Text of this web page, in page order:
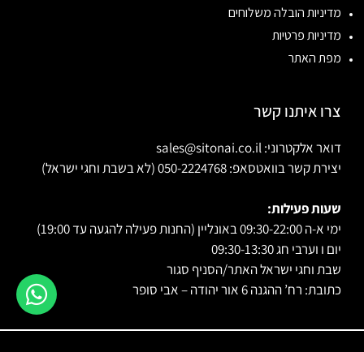
מדיניות הובלה משלוחים
מדיניות פרטיות
מפת האתר
צרו איתנו קשר
דואר אלקטרוני: sales@sitonai.co.il
יצירת קשר בוואטסאפ: 050-2224768 (לא בשבת וחגי ישראל)
שעות פעילות:
ימי א-ה 09:30-22:00 באונליין (החנות פעילה להגעה עד 19:00)
יום ו וערבי חג 09:30-13:30
שבת וחגי ישראל האתר/הסניף סגור
כתובת: רח’ ההגנה 6 אור יהודה – אבי סופר